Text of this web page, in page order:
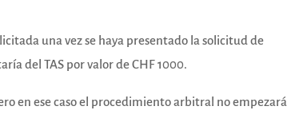
una vez se haya presentado la solicitud de
del TAS por valor de CHF 1000.
en ese caso el procedimiento arbitral no empezará